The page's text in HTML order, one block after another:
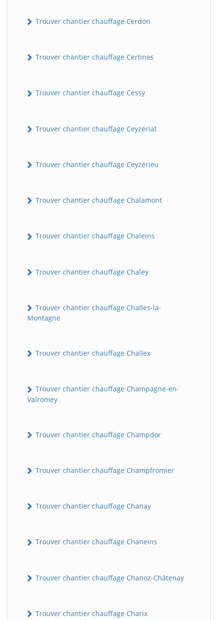
Trouver chantier chauffage Cerdon
Trouver chantier chauffage Certines
Trouver chantier chauffage Cessy
Trouver chantier chauffage Ceyzériat
Trouver chantier chauffage Ceyzérieu
Trouver chantier chauffage Chalamont
Trouver chantier chauffage Chaleins
Trouver chantier chauffage Chaley
Trouver chantier chauffage Challes-la-
Montagne
Trouver chantier chauffage Challex
Trouver chantier chauffage Champagne-en-
Valromey
Trouver chantier chauffage Champdor
Trouver chantier chauffage Champfromier
Trouver chantier chauffage Chanay
Trouver chantier chauffage Chaneins
Trouver chantier chauffage Chanoz-Châtenay
Trouver chantier chauffage Charix
BatiWebPro